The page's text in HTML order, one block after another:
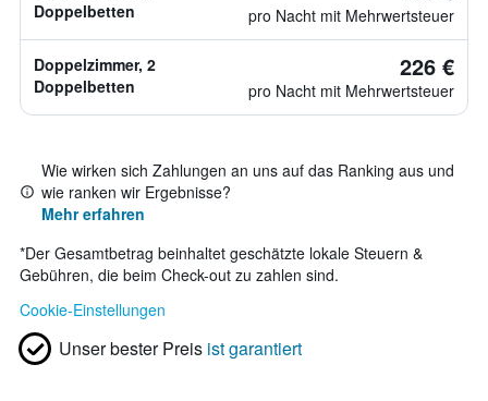
Doppelbetten
pro Nacht mit Mehrwertsteuer
Doppelzimmer, 2
Doppelbetten
226 €
pro Nacht mit Mehrwertsteuer
Wie wirken sich Zahlungen an uns auf das Ranking aus und
wie ranken wir Ergebnisse?
Mehr erfahren
*Der Gesamtbetrag beinhaltet geschätzte lokale Steuern &
Gebühren, die beim Check-out zu zahlen sind.
Cookie-Einstellungen
Unser bester Preis ist garantiert